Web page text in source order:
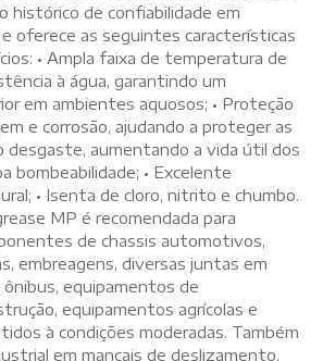
histórico de confiabilidade em
e oferece as seguintes características
• Ampla faixa de temperatura de
à água, garantindo um
em ambientes aquosos; • Proteção
e corrosão, ajudando a proteger as
desgaste, aumentando a vida útil dos
bombeabilidade; • Excelente
• Isenta de cloro, nitrito e chumbo.
MP é recomendada para
de chassis automotivos,
embreagens, diversas juntas em
ônibus, equipamentos de
equipamentos agrícolas e
à condições moderadas. Também
em mancais de deslizamento,